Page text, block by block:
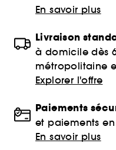
En savoir plus
Livraison
à domicile dès
métropolitaine
Explorer l'offre
Paiements
et paiements
En savoir plus